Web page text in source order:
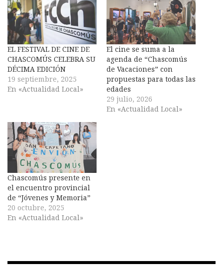
EL FESTIVAL DE CINE DE
CHASCOMÚS CELEBRA SU
DÉCIMA EDICIÓN
19 septiembre, 2025
En «Actualidad Local»
El cine se suma a la
agenda de “Chascomús
de Vacaciones” con
propuestas para todas las
edades
29 julio, 2026
En «Actualidad Local»
Chascomús presente en
el encuentro provincial
de “Jóvenes y Memoria”
20 octubre, 2025
En «Actualidad Local»